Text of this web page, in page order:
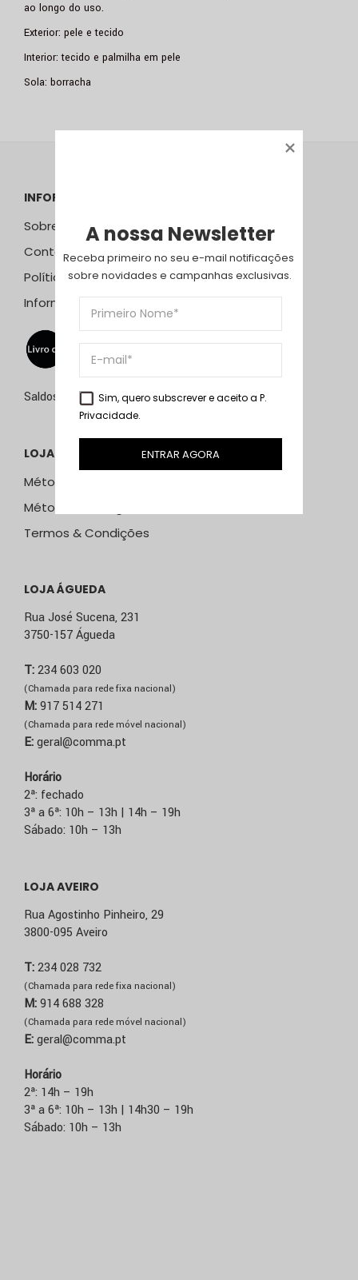
ao longo do uso.
Exterior: pele e tecido
Interior: tecido e palmilha em pele
Sola: borracha
INFORMAÇÕES
Sobre Nós
Contactos
Política de Privacidade
Informação Resolução Litígios
Saldos de 15 de julho a 15 de setembro de 2026
LOJA ONLINE
Métodos e Custos de Envio
Métodos de Pagamento
Termos & Condições
LOJA ÁGUEDA
Rua José Sucena, 231
3750-157 Águeda
T:234 603 020
(Chamada para rede fixa nacional)
M:917 514 271
(Chamada para rede móvel nacional)
E:geral@comma.pt
Horário
2ª: fechado
3ª a 6ª: 10h – 13h | 14h – 19h
Sábado: 10h – 13h
LOJA AVEIRO
Rua Agostinho Pinheiro, 29
3800-095 Aveiro
T:234 028 732
(Chamada para rede fixa nacional)
M:914 688 328
(Chamada para rede móvel nacional)
E:geral@comma.pt
Horário
2ª: 14h – 19h
3ª a 6ª: 10h – 13h | 14h30 – 19h
Sábado: 10h – 13h
A nossa Newsletter
Receba primeiro no seu e-mail notificações
sobre novidades e campanhas exclusivas.
Sim, quero subscrever e aceito a P.
Privacidade.
ENTRAR AGORA